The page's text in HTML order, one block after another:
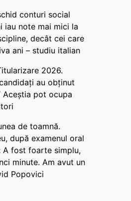
conturi social
iau note mai mici la
decât cei care
ani – studiu italian
2026.
au obținut
pot ocupa
de toamnă.
după examenul oral
A fost foarte simplu,
minute. Am avut un
Popovici